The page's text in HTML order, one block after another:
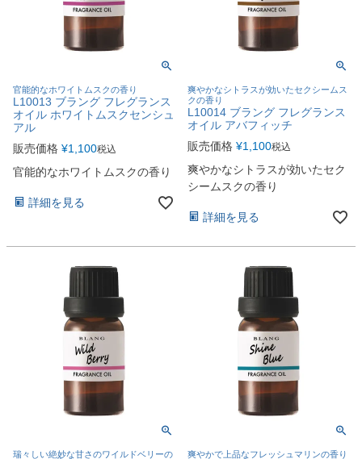
官能的なホワイトムスクの香り
L10013 ブラング フレグランス
オイル ホワイトムスクセンシュ
アル
販売価格 ¥1,100税込
官能的なホワイトムスクの香り
詳細を見る
爽やかなシトラスが効いたセクシームス
クの香り
L10014 ブラング フレグランス
オイル アバフィッチ
販売価格 ¥1,100税込
爽やかなシトラスが効いたセク
シームスクの香り
詳細を見る
瑞々しい絶妙な甘さのワイルドベリーの 爽やかで上品なフレッシュマリンの香り